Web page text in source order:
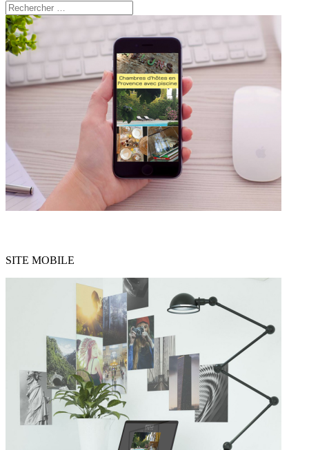
SITE MOBILE